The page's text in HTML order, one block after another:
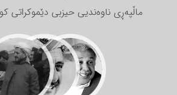
ماڵپەڕی ناوەندیی حیزبی دێموکراتی